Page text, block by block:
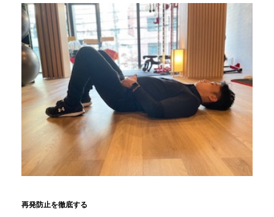
再発防止を徹底する